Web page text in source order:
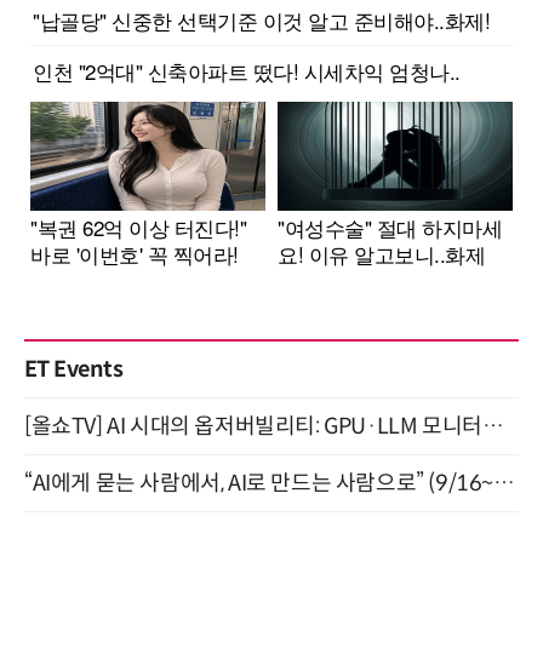
ET Events
[올쇼TV] AI 시대의 옵저버빌리티: GPU·LLM 모니터링부터 AI 기반 장애 대응까지 (8/11 생방송)
“AI에게 묻는 사람에서, AI로 만드는 사람으로” (9/16~17)